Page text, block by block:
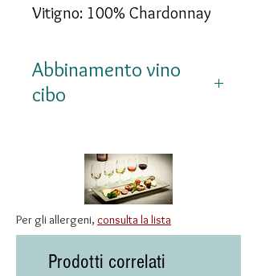
Vitigno: 100% Chardonnay
Abbinamento vino
cibo
splendidamente a astice,
capasante gratinate, rombo
al forno, risotto ai crostacei e
formaggi a lunga
stagionatura.
Per gli allergeni, consulta la lista
Prodotti correlati